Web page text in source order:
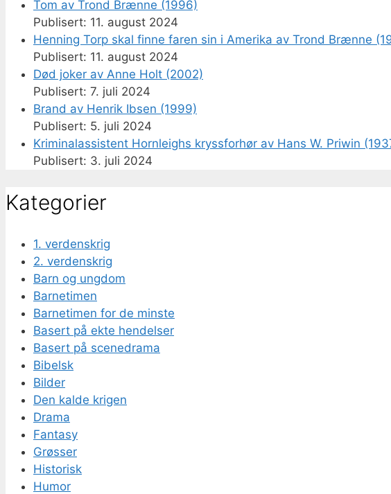
Tom av Trond Brænne (1996)
11. august 2024
Henning Torp skal finne faren sin i Amerika av Trond Brænne
11. august 2024
Død joker av Anne Holt (2002)
7. juli 2024
Brand av Henrik Ibsen (1999)
5. juli 2024
Kriminalassistent Hornleighs kryssforhør av Hans W. Priwin
3. juli 2024
Kategorier
1. verdenskrig
2. verdenskrig
Barn og ungdom
Barnetimen
Barnetimen for de minste
Basert på ekte hendelser
Basert på scenedrama
Bibelsk
Bilder
Den kalde krigen
Drama
Fantasy
Grøsser
Historisk
Humor